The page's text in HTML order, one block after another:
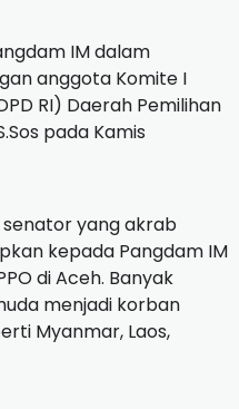
IM dalam
anggota Komite I
RI) Daerah Pemilihan
pada Kamis
yang akrab
kepada Pangdam IM
di Aceh. Banyak
menjadi korban
Myanmar, Laos,